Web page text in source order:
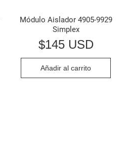
Módulo Aislador 4905-9929
Simplex
$145 USD
Añadir al carrito